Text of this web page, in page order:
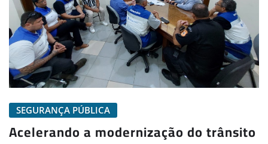
SEGURANÇA PÚBLICA
Acelerando a modernização do trânsito